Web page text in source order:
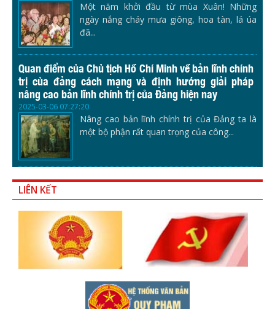
Một năm khởi đầu từ mùa Xuân! Những
ngày nắng cháy mưa giông, hoa tàn, lá úa
đã...
Quan điểm của Chủ tịch Hồ Chí Minh về bản lĩnh chính
trị của đảng cách mạng và định hướng giải pháp
nâng cao bản lĩnh chính trị của Đảng hiện nay
2025-03-06 07:27:20
Nâng cao bản lĩnh chính trị của Đảng ta là
một bộ phận rất quan trọng của công...
LIÊN KẾT